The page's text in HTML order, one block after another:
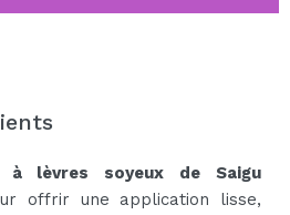
à lèvres soyeux de Saigu
offrir une application lisse,